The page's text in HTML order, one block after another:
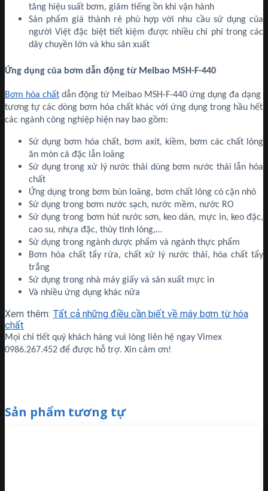
tăng hiệu suất bơm, giảm tiếng ồn khi vận hành
Sản phẩm giá thành rẻ phù hợp với nhu cầu sử dụng của
người Việt đặc biệt tiết kiệm được nhiều chi phí trong các
dây chuyền lớn và khu sản xuất
Ứng dụng của bơm dẫn động từ Meibao MSH-F-440
Bơm hóa chất dẫn động từ Meibao MSH-F-440 ứng dụng đa dạng
tương tự các dòng bơm hóa chất khác với ứng dụng trong hầu hết
các ngành công nghiệp hiện nay bao gồm:
Sử dụng bơm hóa chất, bơm axit, kiềm, bơm các chất lỏng
ăn mòn cả đặc lẫn loãng
Sử dụng trong xử lý nước thải dùng bơm nước thải lẫn hóa
chất
Ứng dụng trong bơm bùn loãng, bơm chất lỏng có cặn nhỏ
Sử dụng trong bơm nước sạch, nước mềm, nước RO
Sử dụng trong bơm hút nước sơn, keo dán, mực in, keo đặc,
cao su, nhựa đặc, thủy tinh lỏng,…
Sử dụng trong ngành dược phẩm và ngành thực phẩm
Bơm hóa chất tẩy rửa, chất xử lý nước thải, hóa chất tẩy
trắng
Sử dụng trong nhà máy giấy và sản xuất mực in
Và nhiều ứng dụng khác nữa
Xem thêm: Tất cả những điều cần biết về máy bơm từ hóa
chất
Mọi chi tiết quý khách hàng vui lòng liên hệ ngay Vimex
0986.267.452 để được hỗ trợ. Xin cảm ơn!
Sản phẩm tương tự